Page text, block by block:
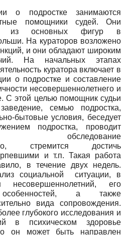
о подростке занимаются
помощники судей. Они
из основных фигур в
На кураторов возложено
и они обладают широким
На начальных этапах
куратора включает в
о подростке и составление
несовершеннолетнего и
С этой целью помощник судьи
семью подростка,
бытовые условия, беседует
подростка, проводит
обследование
стремится достичь
и т.п. Такая работа
в течение двух недель.
социальной ситуации, в
несовершеннолетний, его
особенностей, а также
вида сопровождения.
глубокого исследования и
в психическом здоровье
он может быть направлен